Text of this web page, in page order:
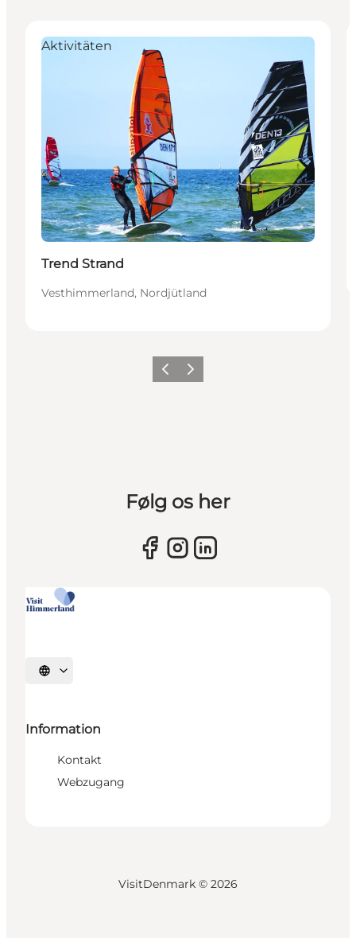
Aktivitäten
Trend Strand
Vesthimmerland, Nordjütland
Vorherige Folie
Nächste Folie
Følg os her
Sprache auswählen
Information
Kontakt
Webzugang
VisitDenmark © 2026